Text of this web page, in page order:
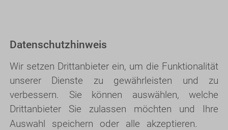
Datenschutzhinweis
Wir setzen Drittanbieter ein, um die Funktionalität
unserer Dienste zu gewährleisten und zu
verbessern. Sie können auswählen, welche
Drittanbieter Sie zulassen möchten und Ihre
Auswahl speichern oder alle akzeptieren.